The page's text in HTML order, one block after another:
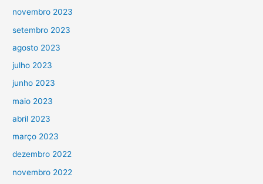
novembro 2023
setembro 2023
agosto 2023
julho 2023
junho 2023
maio 2023
abril 2023
março 2023
dezembro 2022
novembro 2022